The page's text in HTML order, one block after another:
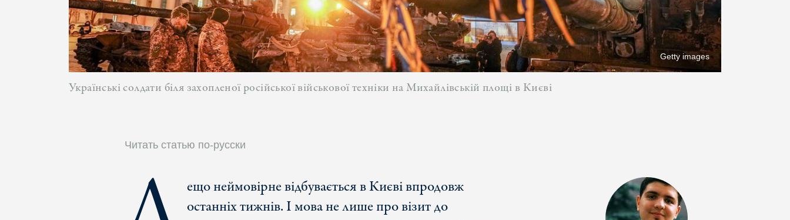
Getty images
Українські солдати біля захопленої російської військової техніки на Михайлівській площі в Києві
Читать статью по-русски
ещо неймовірне відбувається в Києві впродовж
останніх тижнів. І мова не лише про візит до